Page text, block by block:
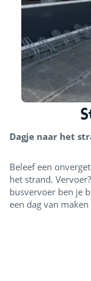
Dagje naar het
Beleef een
het strand.
busvervoer ben je
een dag van